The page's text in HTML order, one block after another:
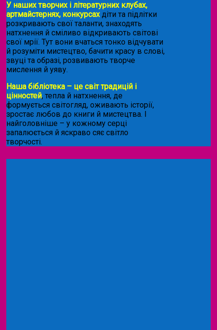
У наших творчих і літературних клубах,
артмайстернях, конкурсахдіти та підлітки
розкривають свої таланти, знаходять
натхнення й сміливо відкривають світові
свої мрії. Тут вони вчаться тонко відчувати
й розуміти мистецтво, бачити красу в слові,
звуці та образі, розвивають творче
мислення й уяву.
Наша бібліотека – це світ традицій і
цінностей, тепла й натхнення, де
формується світогляд, оживають історії,
зростає любов до книги й мистецтва. І
найголовніше – у кожному серці
запалюється й яскраво сяє світло
творчості.